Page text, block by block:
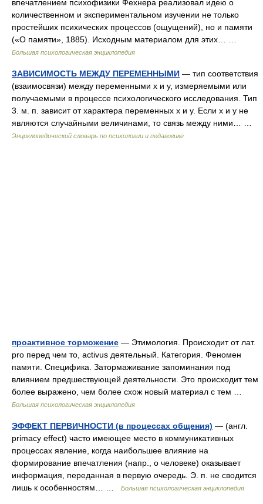
впечатлением психофизики Фехнера реализовал идею о
количественном и экспериментальном изучении не только
простейших психических процессов (ощущений), но и памяти
(«О памяти», 1885). Исходным материалом для этих… …
Большая психологическая энциклопедия
ЗАВИСИМОСТЬ МЕЖДУ ПЕРЕМЕННЫМИ — тип соответствия
(взаимосвязи) между переменными х и у, измеряемыми или
получаемыми в процессе психологического исследования. Тип
3. м. п. зависит от характера переменных х и у. Если х и у не
являются случайными величинами, то связь между ними… …
Энциклопедический словарь по психологии и педагогике
проактивное торможение — Этимология. Происходит от лат.
pro перед чем то, activus деятельный. Категория. Феномен
памяти. Специфика. Затормаживание запоминания под
влиянием предшествующей деятельности. Это происходит тем
более выражено, чем более схож новый материал с тем …
Большая психологическая энциклопедия
ЭФФЕКТ ПЕРВИЧНОСТИ (в процессах общения) — (англ.
primacy effect) часто имеющее место в коммуникативных
процессах явление, когда наибольшее влияние на
формирование впечатления (напр., о человеке) оказывает
информация, переданная в первую очередь. Э. п. не сводится
лишь к особенностям… …
Большая психологическая энциклопедия